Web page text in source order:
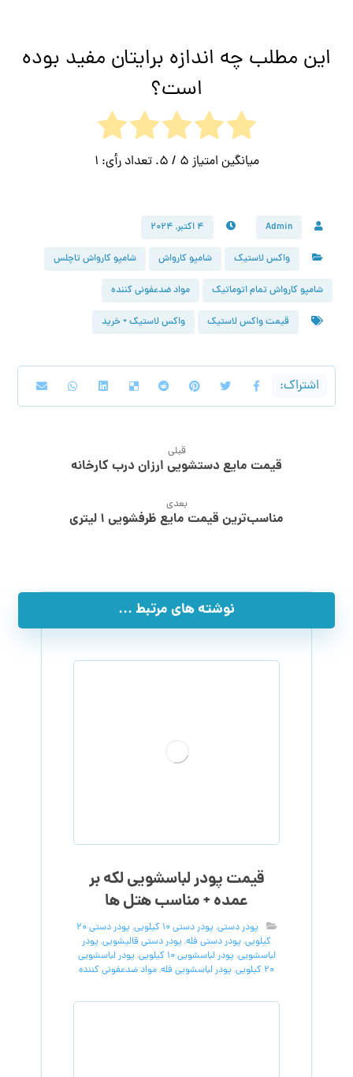
این مطلب چه اندازه برایتان مفید بوده
است؟
میانگین امتیاز 5 / 5. تعداد رأی: 1
Admin ۴ اکتبر, ۲۰۲۴
واکس لاستیک شامپو کارواش شامپو کارواش تاچلس
شامپو کارواش تمام اتوماتیک مواد ضدعفونی کننده
قیمت واکس لاستیک واکس لاستیک + خرید
قبلی
قیمت مایع دستشویی ارزان درب کارخانه
بعدی
مناسب‌ترین قیمت مایع ظرفشویی ۱ لیتری
نوشته های مرتبط ...
قیمت پودر لباسشویی لکه بر
عمده + مناسب هتل ها
پودر دستی, پودر دستی 10 کیلویی ,
پودر دستی 20
کیلویی, پودر دستی فله, پودر دستی قالیشویی, پودر
لباسشویی, پودر لباسشویی 10 کیلویی , پودر لباسشویی
20 کیلویی
, پودر لباسشویی فله,مواد ضدعفونی کننده